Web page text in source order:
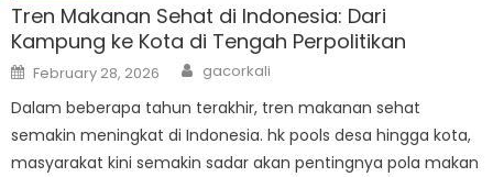
Tren Makanan Sehat di Indonesia: Dari
Kampung ke Kota di Tengah Perpolitikan
Posted
on
February 28, 2026 Author
gacorkali
Dalam beberapa tahun terakhir, tren makanan sehat
semakin meningkat di Indonesia. hk pools desa hingga kota,
masyarakat kini semakin sadar akan pentingnya pola makan